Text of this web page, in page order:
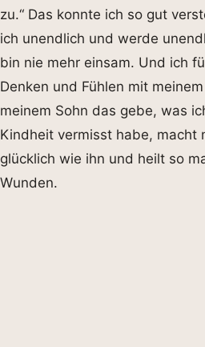
zu.“ Das konnte ich so gut
ich unendlich und werde
bin nie mehr einsam. Und ich
Denken und Fühlen mit
meinem Sohn das gebe, was
Kindheit vermisst habe, macht
glücklich wie ihn und heilt so
Wunden.